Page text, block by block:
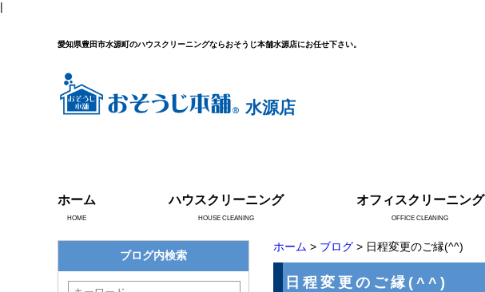
|
愛知県豊田市水源町のハウスクリーニングならおそうじ本舗水源店にお任せ下さい。
水源店
ホーム
HOME
ハウスクリーニング
HOUSE CLEANING
オフィスクリーニング
OFFICE CLEANING
ホーム > ブログ > 日程変更のご縁(^^)
日程変更のご縁(^^)
ブログ内検索